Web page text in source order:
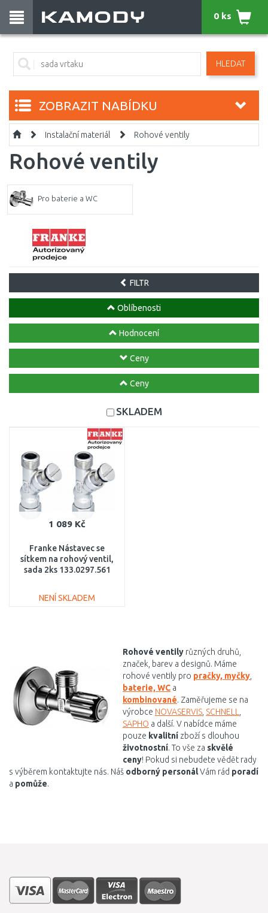
HLEDAT
0 ks
ZOBRAZIT NABÍDKU
Instalační materiál Rohové ventily
Rohové ventily
Pro baterie a WC
FILTR
Oblíbenosti
Hodnocení
Ceny
Ceny
SKLADEM
1 089 Kč
Franke Nástavec se
sítkem na rohový ventil,
sada 2ks 133.0297.561
NENÍ SKLADEM
Rohové ventily různých druhů,
značek, barev a designů. Máme
rohové ventily pro pračky, myčky
baterie, WC a
kombinované. Zaměřujeme se na
výrobce NOVASERVIS SCHNELL
SAPHO a další. V nabídce máme
pouze kvalitní zboží s dlouhou
životnostní. To vše za skvělé
ceny! Pokud si nebudete vědět rady
s výběrem kontaktujte nás. Náš odborný personálVám rád poradí
a pomůže.